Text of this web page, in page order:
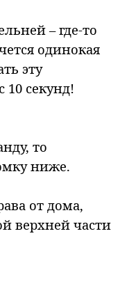
– где-то
одинокая
эту
10 секунд!
то
ниже.
от дома,
верхней части